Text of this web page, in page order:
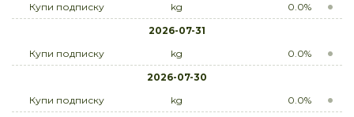
Купи подписку
kg
0.0%
2026-07-31
Купи подписку
kg
0.0%
2026-07-30
Купи подписку
kg
0.0%